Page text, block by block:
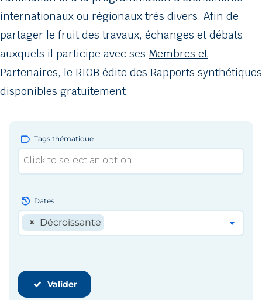
internationaux ou régionaux très divers. Afin de
partager le fruit des travaux, échanges et débats
auxquels il participe avec ses Membres et
Partenaires, le RIOB édite des Rapports synthétiques
disponibles gratuitement.
label Tags thématique
history Dates
× Décroissante
Valider